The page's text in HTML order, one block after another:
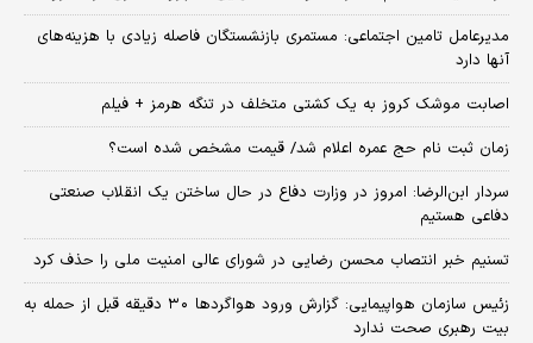
مدیرعامل تامین اجتماعی: مستمری بازنشستگان فاصله زیادی با هزینه‌های
آنها دارد
اصابت موشک کروز به یک کشتی متخلف در تنگه هرمز + فیلم
زمان ثبت‌ نام حج عمره اعلام شد/ قیمت مشخص شده است؟
سردار ابن‌الرضا: امروز در وزارت دفاع در حال ساختن یک انقلاب صنعتی
دفاعی هستیم
تسنیم خبر انتصاب محسن رضایی در شورای عالی امنیت ملی را حذف کرد
زئیس سازمان هواپیمایی: گزارش ورود هواگردها ٣٠ دقیقه قبل از حمله به
بیت رهبری صحت ندارد